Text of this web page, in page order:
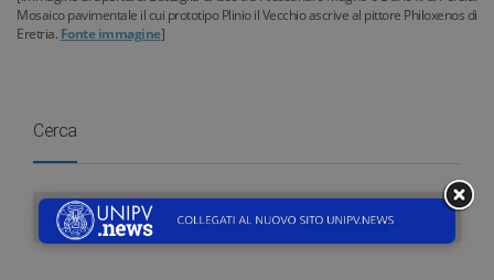
Mosaico pavimentale il cui prototipo Plinio il Vecchio ascrive al pittore Philoxenos di
Eretria. Fonte immagine]
Cerca